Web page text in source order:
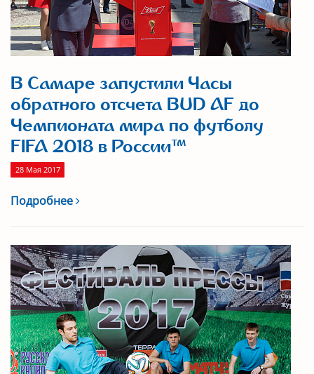
В Самаре запустили Часы
обратного отсчета BUD AF до
Чемпионата мира по футболу
FIFA 2018 в России™
28 Мая 2017
Подробнее